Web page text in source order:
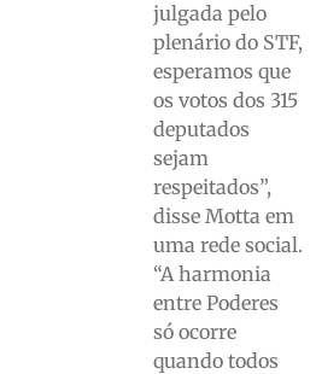
julgada pelo
plenário do STF,
esperamos que
os votos dos 315
deputados
sejam
respeitados”,
disse Motta em
uma rede social.
“A harmonia
entre Poderes
só ocorre
quando todos